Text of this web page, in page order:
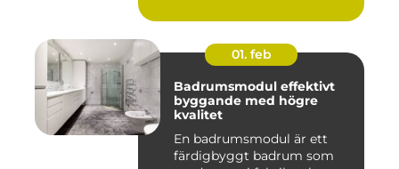
01. feb
Badrumsmodul effektivt
byggande med högre
kvalitet
En badrumsmodul är ett
färdigbyggt badrum som